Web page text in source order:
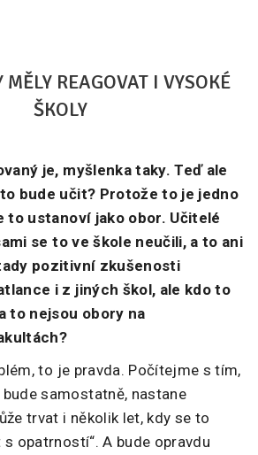
REAGOVAT I VYSOKÉ
ŠKOLY
je, myšlenka taky. Teď ale
bude učit? Protože to je jedno
to ustanoví jako obor. Učitelé
se to ve škole neučili, a to ani
pozitivní zkušenosti
i z jiných škol, ale kdo to
to nejsou obory na
to je pravda. Počítejme s tím,
samostatně, nastane
trvat i několik let, kdy se to
s opatrností“. A bude opravdu